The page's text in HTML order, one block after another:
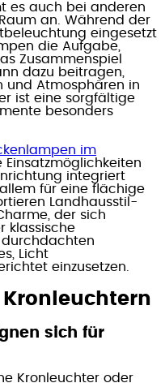
es auch bei anderen
an. Während der
eingesetzt
die Aufgabe,
Zusammenspiel
dazu beitragen,
und Atmosphären in
ist eine sorgfältige
besonders
im
integriert
für eine flächige
Landhausstil-
der sich
klassische
durchdachten
Licht
einzusetzen.
Kronleuchtern
sich für
Kronleuchter oder